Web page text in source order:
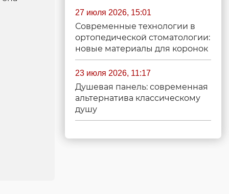
27 июля 2026, 15:01
Современные технологии в
ортопедической стоматологии:
новые материалы для коронок
23 июля 2026, 11:17
Душевая панель: современная
альтернатива классическому
душу